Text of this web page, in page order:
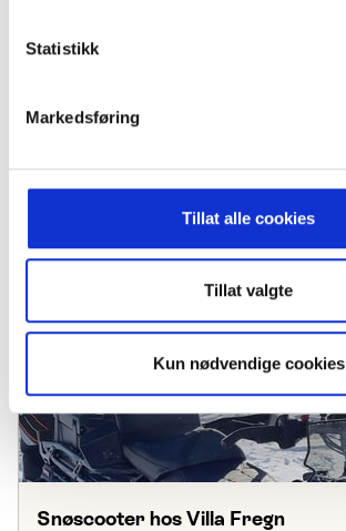
Statistikk
Markedsføring
Tillat alle cookies
Tillat valgte
Kun nødvendige cookies
Moonbikes
Snøscooter hos Villa Fregn